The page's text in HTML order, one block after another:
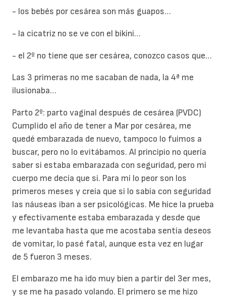
- los bebés por cesárea son más guapos…
- la cicatriz no se ve con el bikini…
- el 2º no tiene que ser cesárea, conozco casos que…
Las 3 primeras no me sacaban de nada, la 4ª me
ilusionaba…
Parto 2º: parto vaginal después de cesárea (PVDC)
Cumplido el año de tener a Mar por cesárea, me
quedé embarazada de nuevo, tampoco lo fuimos a
buscar, pero no lo evitábamos. Al principio no quería
saber si estaba embarazada con seguridad, pero mi
cuerpo me decía que si. Para mí lo peor son los
primeros meses y creía que si lo sabía con seguridad
las náuseas iban a ser psicológicas. Me hice la prueba
y efectivamente estaba embarazada y desde que
me levantaba hasta que me acostaba sentía deseos
de vomitar, lo pasé fatal, aunque esta vez en lugar
de 5 fueron 3 meses.
El embarazo me ha ido muy bien a partir del 3er mes,
y se me ha pasado volando. El primero se me hizo